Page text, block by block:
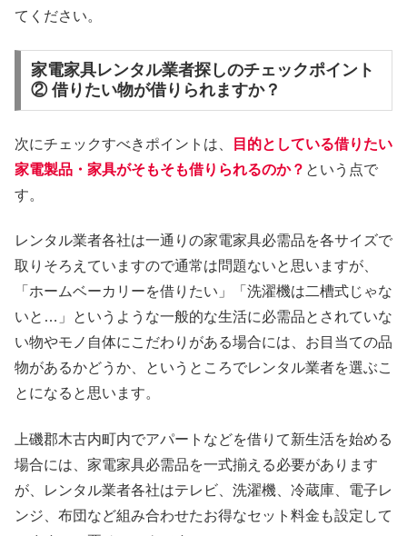
てください。
家電家具レンタル業者探しのチェックポイント
② 借りたい物が借りられますか？
次にチェックすべきポイントは、
目的としている借りたい
家電製品・家具がそもそも借りられるのか？ という点で
す。
レンタル業者各社は一通りの家電家具必需品を各サイズで
取りそろえていますので通常は問題ないと思いますが、
「ホームベーカリーを借りたい」「洗濯機は二槽式じゃな
いと…」というような一般的な生活に必需品とされていな
い物やモノ自体にこだわりがある場合には、お目当ての品
物があるかどうか、というところでレンタル業者を選ぶこ
とになると思います。
上磯郡木古内町内でアパートなどを借りて新生活を始める
場合には、家電家具必需品を一式揃える必要があります
が、レンタル業者各社はテレビ、洗濯機、冷蔵庫、電子レ
ンジ、布団など組み合わせたお得なセット料金も設定して